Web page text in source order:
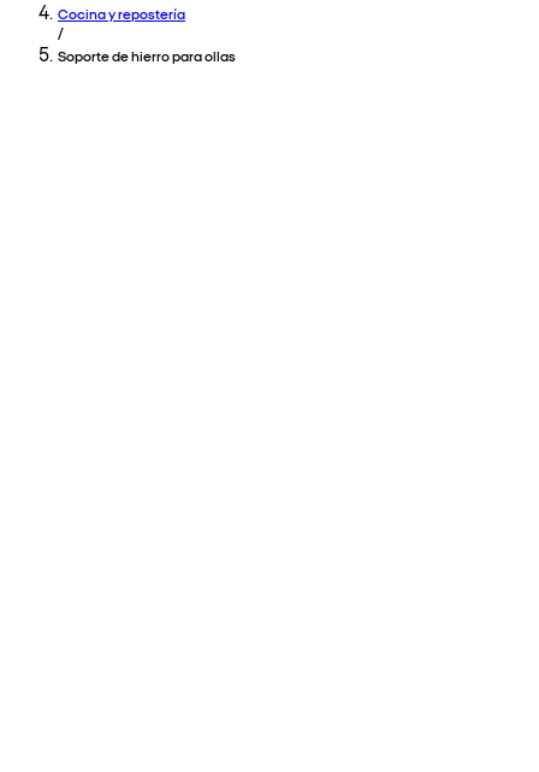
Cocina y repostería
/
Soporte de hierro para ollas